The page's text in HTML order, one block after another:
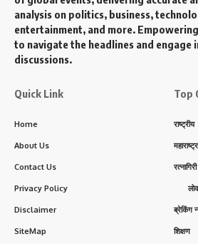
analysis on politics, business,
entertainment, and more.
to navigate the headlines and engage
discussions.
Quick Link
Home
About Us
Contact Us
Privacy Policy
Disclaimer
SiteMap
Top
राष्ट्रीय
महाराष्ट्र
ब्रेकिंग
शिक्षण